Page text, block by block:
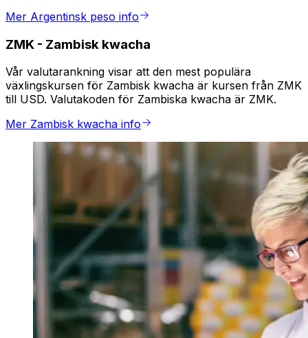
Mer Argentinsk peso info
ZMK - Zambisk kwacha
Vår valutarankning visar att den mest populära
växlingskursen för Zambisk kwacha är kursen från ZMK
till USD. Valutakoden för Zambiska kwacha är ZMK.
Mer Zambisk kwacha info